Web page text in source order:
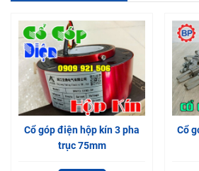
Cổ góp điện hộp kín 3 pha
trục 75mm
Cổ